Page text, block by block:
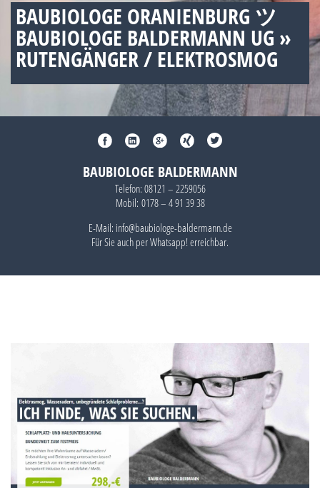
BAUBIOLOGE ORANIENBURG ツ
BAUBIOLOGE BALDERMANN UG »
RUTENGÄNGER / ELEKTROSMOG
BAUBIOLOGE BALDERMANN
Telefon: 08121 – 2259056
Mobil: 0178 – 4 91 39 38
E-Mail: info@baubiologe-baldermann.de
Für Sie auch perWhatsapp!erreichbar.